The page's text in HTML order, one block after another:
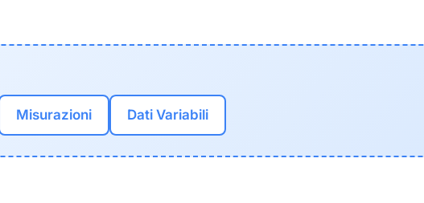
Misurazioni Dati Variabili